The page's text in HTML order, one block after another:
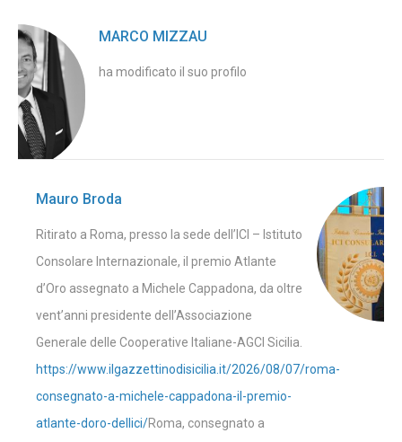
MARCO MIZZAU
ha modificato il suo profilo
Mauro Broda
Ritirato a Roma, presso la sede dell’ICI – Istituto
Consolare Internazionale, il premio Atlante
d’Oro assegnato a Michele Cappadona, da oltre
vent’anni presidente dell’Associazione
Generale delle Cooperative Italiane-AGCI Sicilia.
https://www.ilgazzettinodisicilia.it/2026/08/07/roma-
consegnato-a-michele-cappadona-il-premio-
atlante-doro-dellici/Roma, consegnato a